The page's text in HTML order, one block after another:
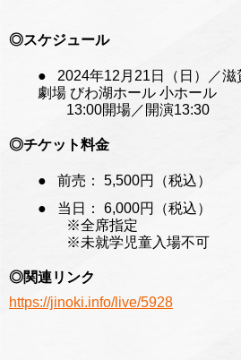
◎スケジュール
2024年12月21日（日）／
劇場 びわ湖ホール 小ホール
13:00開場／開演13:30
◎チケット料金
前売： 5,500円（税込）
当日： 6,000円（税込）
※全席指定
※未就学児童入場不可
◎関連リンク
https://jinoki.info/live/5928